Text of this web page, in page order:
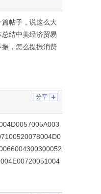
帖子，说这么大
结中美经济贸易
，怎么提振消费
分享